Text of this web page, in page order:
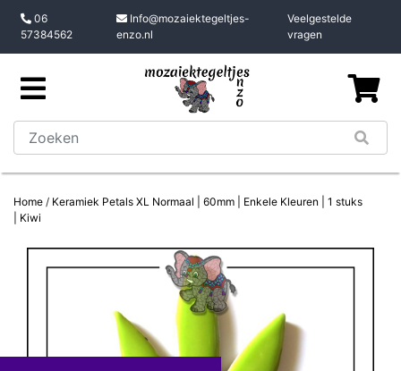
06
57384562
Info@mozaiektegeltjes-
enzo.nl
Veelgestelde
vragen
Home / Keramiek Petals XL Normaal | 60mm | Enkele Kleuren | 1 stuks
| Kiwi